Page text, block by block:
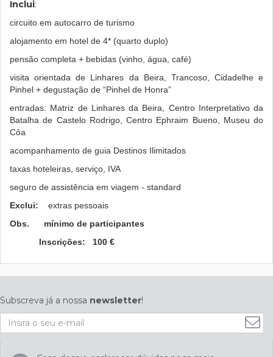
Inclui:
circuito em autocarro de turismo
alojamento em hotel de 4* (quarto duplo)
pensão completa + bebidas (vinho, água, café)
visita orientada de Linhares da Beira, Trancoso, Cidadelhe e
Pinhel + degustação de “Pinhel de Honra”
entradas: Matriz de Linhares da Beira, Centro Interpretativo da
Batalha de Castelo Rodrigo, Centro Ephraim Bueno, Museu do
Côa
acompanhamento de guia Destinos Ilimitados
taxas hoteleiras, serviço, IVA
seguro de assistência em viagem - standard
Exclui:
extras pessoais
Obs. mínimo de participantes
Inscrições: 100 €
Subscreva já a nossa newsletter!